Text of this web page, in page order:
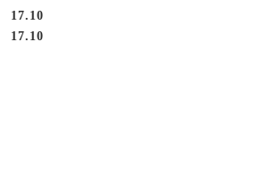
Cena:
17.10
Cena:
17.10